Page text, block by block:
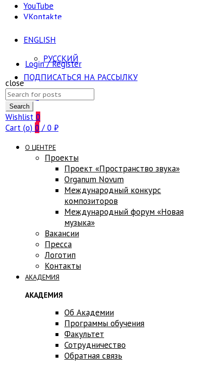
YouTube
VKontakte
ENGLISH
РУССКИЙ
ПОДПИСАТЬСЯ НА РАССЫЛКУ
FAQ
Login / Register
close
Search
for:
Search
Wishlist 0
Cart (o) 0 / 0 ₽
О ЦЕНТРЕ
Проекты
Проект «Пространство звука»
Оrganum Novum
Международный конкурс
композиторов
Международный форум «Новая
музыка»
Вакансии
Пресса
Логотип
Контакты
АКАДЕМИЯ
АКАДЕМИЯ
Об Академии
Программы обучения
Факультет
Сотрудничество
Обратная связь